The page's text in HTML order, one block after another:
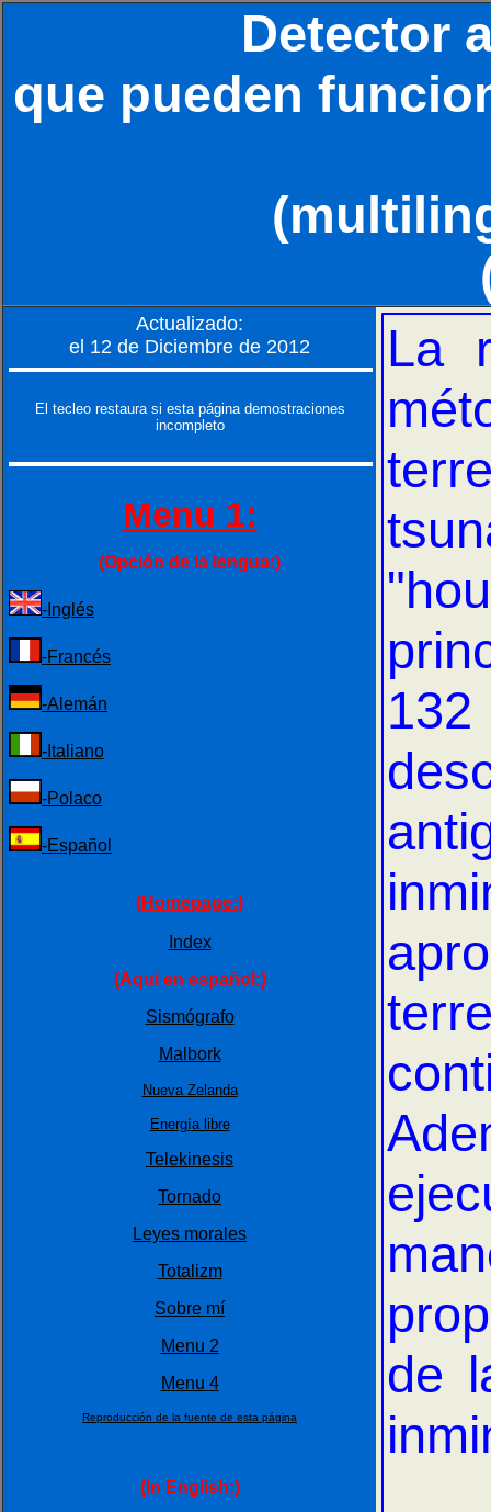
Detector
que pueden
Actualizado:
el 12 de Diciembre de 2012
El tecleo restaura si esta página demostraciones
incompleto
Menu 1:
(Opción de la lengua:)
-Inglés
-Francés
-Alemán
-Italiano
-Polaco
-Español
(Homepage:)
Index
(Aquí en español:)
Sismógrafo
Malbork
Nueva Zelanda
Energía libre
Telekinesis
Tornado
Leyes morales
Totalizm
Sobre mí
Menu 2
Menu 4
Reproducción de la fuente de esta página
(In English:)
La
de